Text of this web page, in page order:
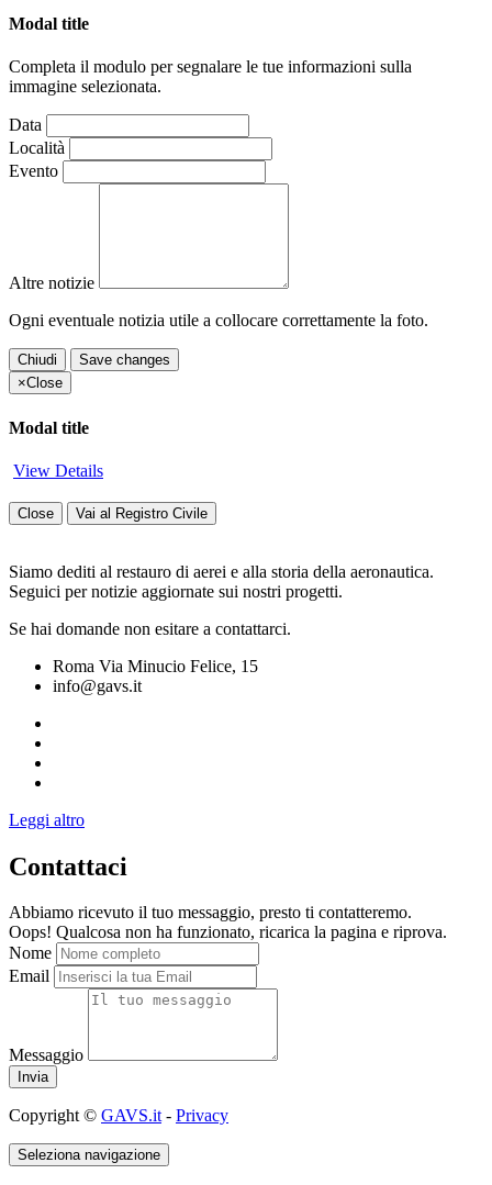
Modal title
Completa il modulo per segnalare le tue informazioni sulla
immagine selezionata.
Data
Località
Evento
Altre notizie
Ogni eventuale notizia utile a collocare correttamente la foto.
Chiudi
Save changes
×Close
Modal title
View Details
Close Vai al Registro Civile
Siamo dediti al restauro di aerei e alla storia della aeronautica.
Seguici per notizie aggiornate sui nostri progetti.
Se hai domande non esitare a contattarci.
Roma Via Minucio Felice, 15
info@gavs.it
Leggi altro
Contattaci
Abbiamo ricevuto il tuo messaggio, presto ti contatteremo.
Oops! Qualcosa non ha funzionato, ricarica la pagina e riprova.
Nome
Email
Messaggio
Copyright © GAVS.it- Privacy
Seleziona navigazione